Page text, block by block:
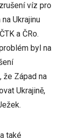
víz pro
Ukrajinu
a ČRo.
byl na
že Západ na
Ukrajině,
také